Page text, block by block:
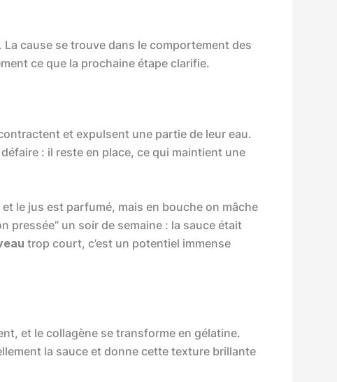
La cause se trouve dans le comportement des
ce que la prochaine étape clarifie.
et expulsent une partie de leur eau.
: il reste en place, ce qui maintient une
le jus est parfumé, mais en bouche on mâche
pressée” un soir de semaine : la sauce était
trop court, c’est un potentiel immense
et le collagène se transforme en gélatine.
la sauce et donne cette texture brillante